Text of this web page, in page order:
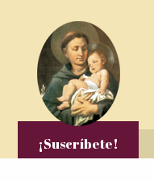
¡Suscríbete!